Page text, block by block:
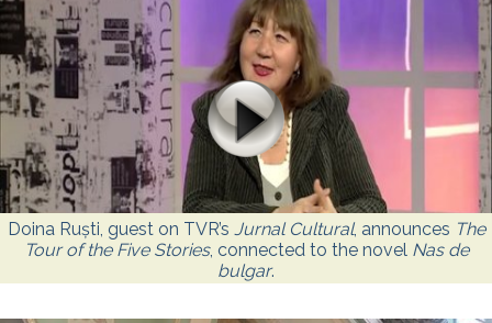
Doina Ruști, guest on TVR’s Jurnal Cultural, announces The
Tour of the Five Stories, connected to the novel Nas de
bulgar.